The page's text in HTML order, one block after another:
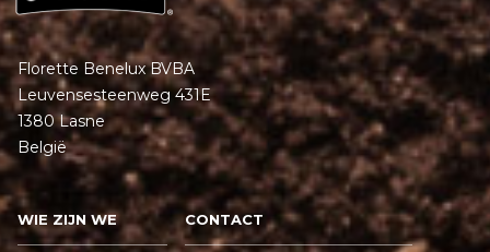
Florette Benelux BVBA
Leuvensesteenweg 431E
1380 Lasne
België
WIE ZIJN WE CONTACT